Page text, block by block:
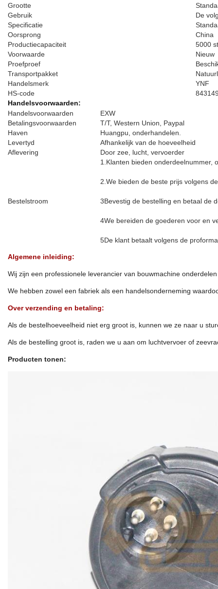
Grootte
Gebruik
De
Specificatie
Oorsprong
China
Productiecapaciteit
5000
Voorwaarde
Nieuw
Proefproef
Transportpakket
Handelsmerk
YNF
HS-code
Handelsvoorwaarden:
Handelsvoorwaarden
EXW
Betalingsvoorwaarden
T/T, Western Union, Paypal
Haven
Huangpu, onderhandelen.
Levertyd
Afhankelijk van de hoeveelheid
Aflevering
Door zee, lucht, vervoerder
Bestelstroom
1.Klanten bieden onderdeelnummer,
2.We bieden de beste prijs volgens
3Bevestig de bestelling en betaal de
4We bereiden de goederen voor en
5De klant betaalt volgens de
Algemene inleiding:
Wij zijn een professionele leverancier van bouwmachine
We hebben zowel een fabriek als een handelsonderneming
Over verzending en betaling:
Als de bestelhoeveelheid niet erg groot is, kunnen we ze naar u
Als de bestelling groot is, raden we u aan om luchtvervoer of
Producten tonen: